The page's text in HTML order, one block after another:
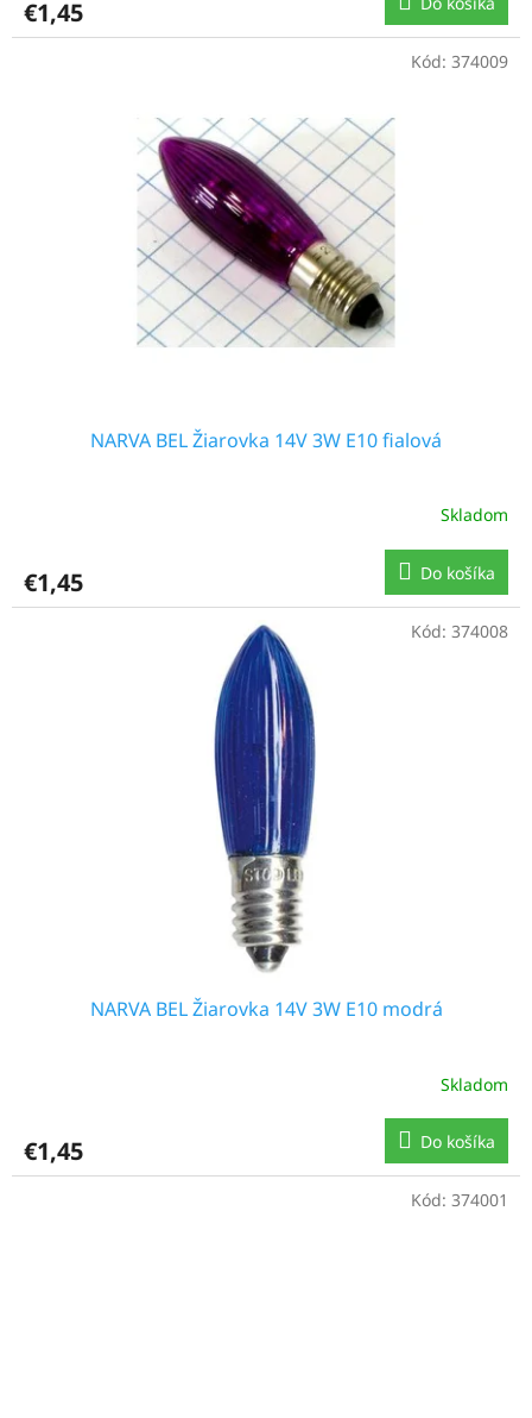
€1,45
NARVA BEL Žiarovka 14V 3W E10 fialová
Skladom
€1,45 Do košíka
Kód: 374009
NARVA BEL Žiarovka 14V 3W E10 modrá
Skladom
€1,45 Do košíka
Kód: 374008
Kód: 374001